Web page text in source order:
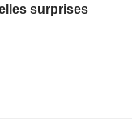
surprises